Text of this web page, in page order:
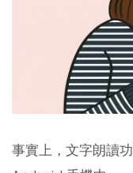
事實上，文字朗讀